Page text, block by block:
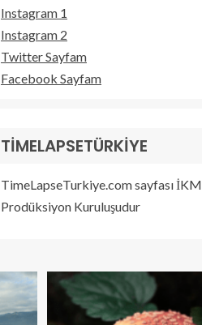
Instagram 1
Instagram 2
Twitter Sayfam
Facebook Sayfam
TIMELAPSETÜRKIYE
TimeLapseTurkiye.com sayfası İKM
Prodüksiyon Kuruluşudur